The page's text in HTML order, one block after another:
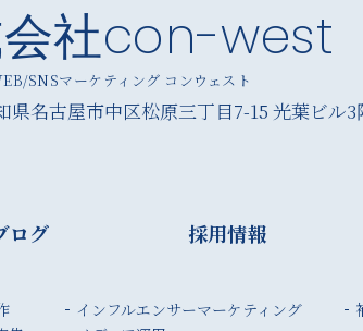
社con-west
SNSマーケティング コンウェスト
名古屋市中区松原三丁目7-15光葉ビル3
ログ 採用情報
インフルエンサーマーケティング